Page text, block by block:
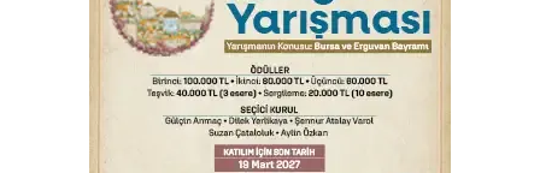
TOFAŞ Basketbol'da sağlık kontrolleri
başladı
Bursa’da bugün hava nasıl olacak?